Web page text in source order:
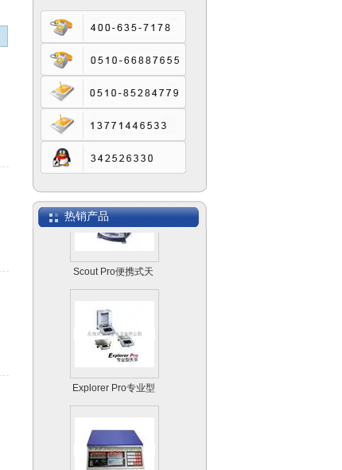
热销产品
半微量分析天平
AUW-D系列
UW精密天平
Scout Pro便携式天
平系列
Explorer Pro专业型
天平天平系列